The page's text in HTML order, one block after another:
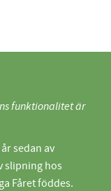
funktionalitet är
sedan av
slipning hos
Fåret föddes.